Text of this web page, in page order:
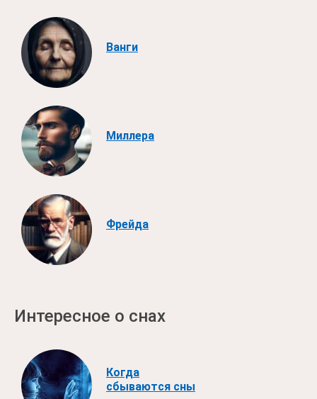
Ванги
Миллера
Фрейда
Интересное о снах
Когда
сбываются сны